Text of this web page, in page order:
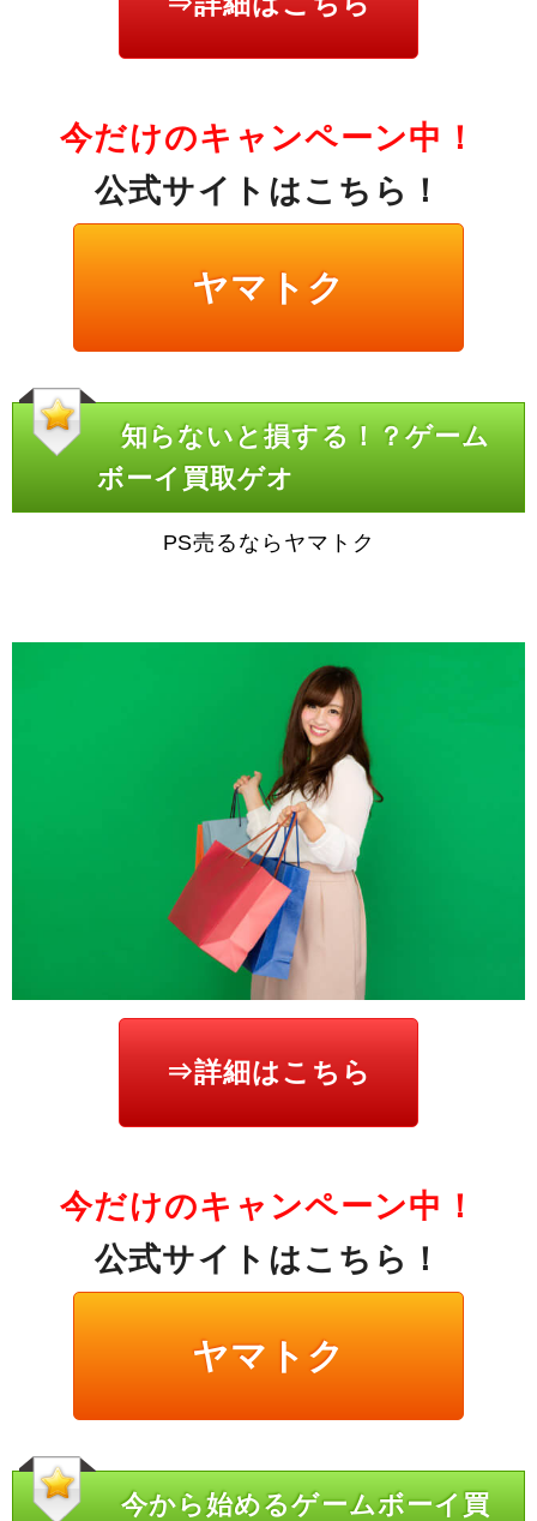
今だけのキャンペーン中！
公式サイトはこちら！
ヤマトク
知らないと損する！？ゲーム
ボーイ買取ゲオ
PS売るならヤマトク
⇒詳細はこちら
今だけのキャンペーン中！
公式サイトはこちら！
ヤマトク
今から始めるゲームボーイ買